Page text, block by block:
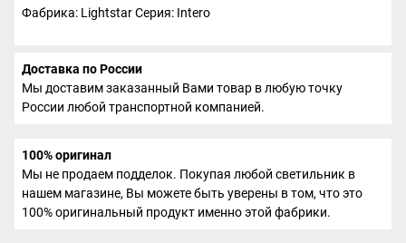
Фабрика: LightstarСерия: Intero
Доставка по России
Мы доставим заказанный Вами товар в любую точку
России любой транспортной компанией.
100% оригинал
Мы не продаем подделок. Покупая любой светильник в
нашем магазине, Вы можете быть уверены в том, что это
100% оригинальный продукт именно этой фабрики.